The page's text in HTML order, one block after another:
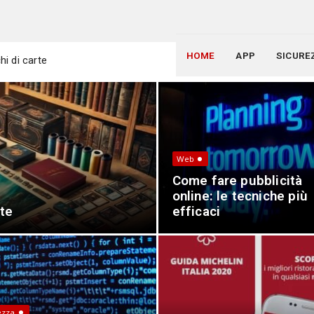
HOME APP
i giochi di carte
tecniche più efficaci
Web
Come fare pubblicità
online: le tecniche più
efficaci